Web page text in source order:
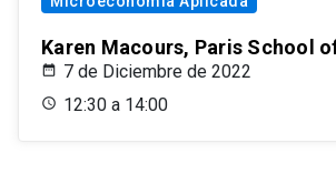
Karen Macours, Paris School
7 de Diciembre de 2022
12:30 a 14:00